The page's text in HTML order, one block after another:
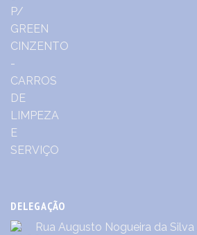
DELEGAÇÃO
Rua Augusto Nogueira da Silva